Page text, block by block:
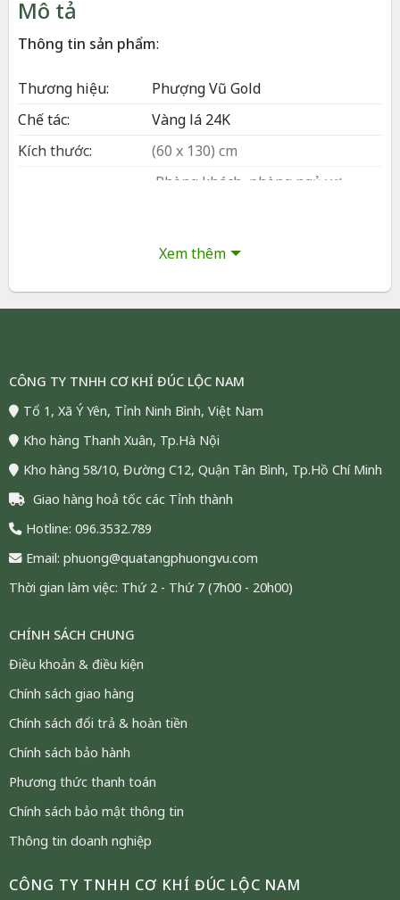
Mô tả
Thông tin sản phẩm:
Thương hiệu:
Phượng Vũ Gold
Chế tác:
Vàng lá 24K
Kích thước:
(60 x 130) cm
Phòng khách, phòng ngủ vợ
24 tháng
Vận chuyển:
Giao hàng toàn quốc (COD)
Tranh Thuận Buồm Xuôi Gió Dát Vàng
24K – Quà Tặng Doanh Nhân Cao Cấp
Tranh Thuận Buồm Xuôi Gió Mạ Vàng 24K – Quà Tặng
Doanh Nhân Cao Cấp
phẩm trang trí cao cấp phù hợp làm quà tặng khai
Xem thêm
CÔNG TY TNHH CƠ KHÍ ĐÚC LỘC NAM
Tổ 1, Xã Ý Yên, Tỉnh Ninh Bình, Việt Nam
Kho hàng Thanh Xuân, Tp.Hà Nội
Kho hàng 58/10, Đường C12, Quận Tân Bình, Tp.Hồ Chí Minh
Giao hàng hoả tốc các Tỉnh thành
Hotline: 096.3532.789
Email: phuong@quatangphuongvu.com
Thời gian làm việc: Thứ 2 - Thứ 7 (7h00 - 20h00)
CHÍNH SÁCH CHUNG
Điều khoản & điều kiện
Chính sách giao hàng
Chính sách đổi trả & hoàn tiền
Chính sách bảo hành
Phương thức thanh toán
Chính sách bảo mật thông tin
Thông tin doanh nghiệp
CÔNG TY TNHH CƠ KHÍ ĐÚC LỘC NAM